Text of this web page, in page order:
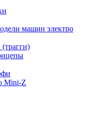
машин электро
Mini-Z